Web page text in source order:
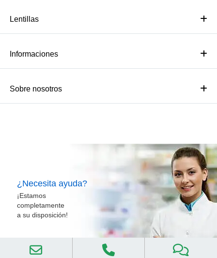
Lentillas
Informaciones
Sobre nosotros
¿Necesita ayuda?
¡Estamos
completamente
a su disposición!